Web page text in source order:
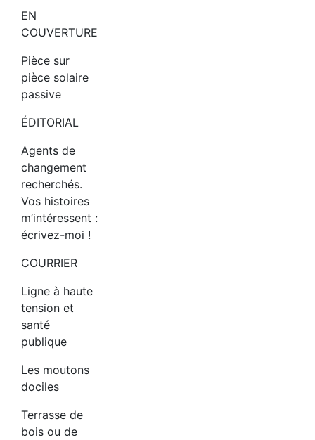
EN
COUVERTURE
Pièce sur
pièce solaire
passive
ÉDITORIAL
Agents de
changement
recherchés.
Vos histoires
m’intéressent :
écrivez-moi !
COURRIER
Ligne à haute
tension et
santé
publique
Les moutons
dociles
Terrasse de
bois ou de